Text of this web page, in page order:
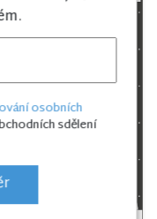
osobních
sdělení